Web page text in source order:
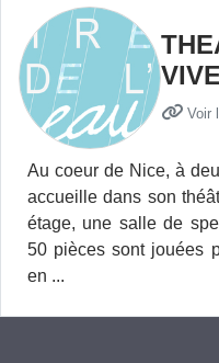
VIVE
Voir
Au coeur de Nice, à
accueille dans son
étage, une salle de
50 pièces sont jouées
en ...